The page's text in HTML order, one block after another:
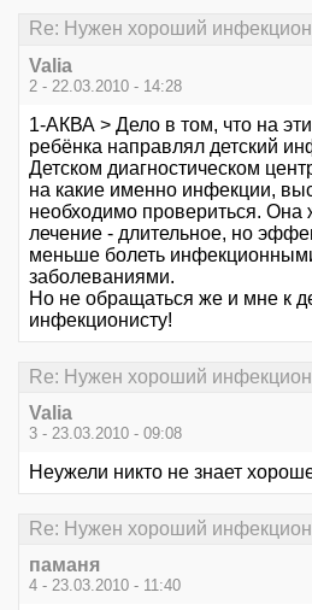
Re: Нужен хороший
Valia
2 - 22.03.2010 - 14:28
1-АКВА > Дело в том, что на
ребёнка направлял детский
Детском диагностическом
на какие именно инфекции,
необходимо провериться. Она
лечение - длительное, но
меньше болеть
заболеваниями.
Но не обращаться же и мне к
инфекционисту!
Re: Нужен хороший
Valia
3 - 23.03.2010 - 09:08
Неужели никто не знает
Re: Нужен хороший
паманя
4 - 23.03.2010 - 11:40